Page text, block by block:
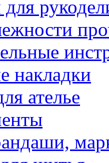
накладки
ателье